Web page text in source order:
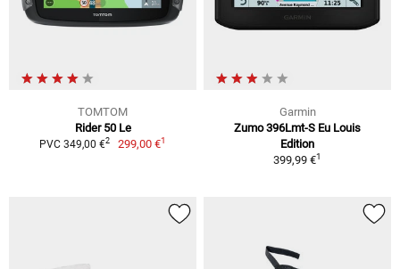
TOMTOM
Rider 50 Le
PVC 349,00 €2 299,00 €1
Garmin
Zumo 396Lmt-S Eu Louis
Edition
399,99 €1